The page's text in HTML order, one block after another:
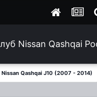
Nissan Qashqai J10 (2007 - 2014)